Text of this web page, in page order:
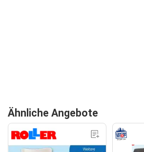
Ähnliche Angebote